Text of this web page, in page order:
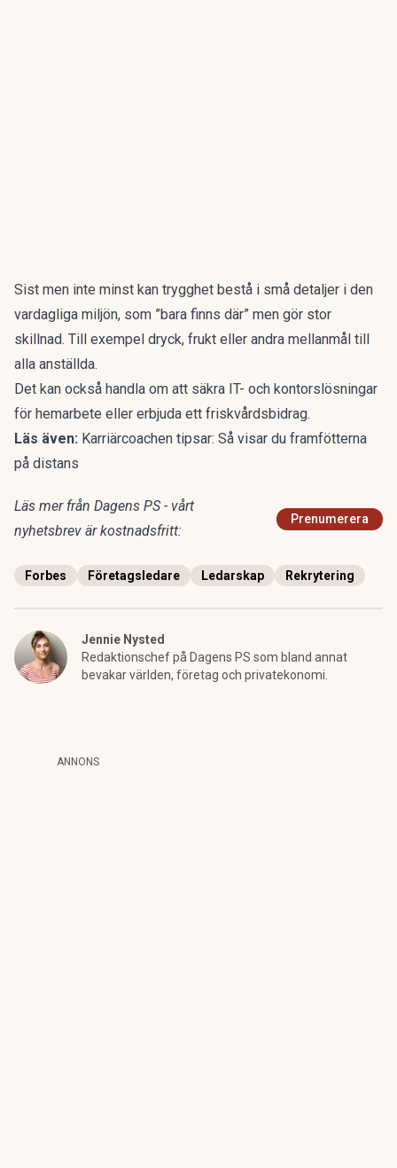
Sist men inte minst kan trygghet bestå i små detaljer i den
vardagliga miljön, som ”bara finns där” men gör stor
skillnad. Till exempel dryck, frukt eller andra mellanmål till
alla anställda.
Det kan också handla om att säkra IT- och kontorslösningar
för hemarbete eller erbjuda ett friskvårdsbidrag.
Läs även: Karriärcoachen tipsar: Så visar du framfötterna
på distans
Läs mer från Dagens PS - vårt
nyhetsbrev är kostnadsfritt:
Prenumerera
Forbes Företagsledare Ledarskap Rekrytering
Jennie Nysted
Redaktionschef på Dagens PS som bland annat
bevakar världen, företag och privatekonomi.
ANNONS